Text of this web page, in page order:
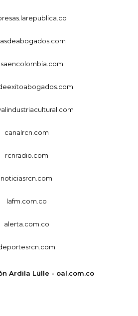
canalrcn.com
rcnradio.com
noticiasrcn.com
lafm.com.co
alerta.com.co
Ardila Lülle - oal.com.co